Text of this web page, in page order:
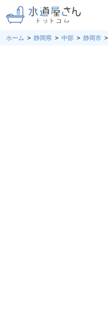
ホーム 静岡県 中部 静岡市